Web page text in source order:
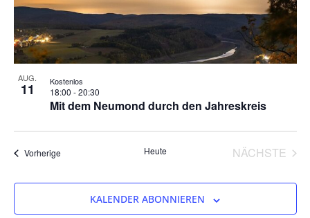
Photo
View
AUG.
11
Mit dem Neumond durch den Jahreskreis
18:00 -20:30
Kostenlos
VorherigeVeranstaltungen Heute NÄCHSTE
KALENDER ABONNIEREN